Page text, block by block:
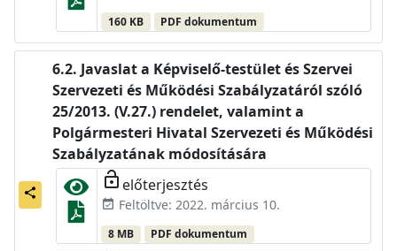
160 KB PDF dokumentum
share
Javaslat a Képviselő-testület és Szervei
Szervezeti és Működési Szabályzatáról szóló
25/2013. (V.27.) rendelet, valamint a
Polgármesteri Hivatal Szervezeti és Működési
Szabályzatának módosítására
lock_open előterjesztés
event_available Feltöltve: 2022. március 10.
8 MB PDF dokumentum